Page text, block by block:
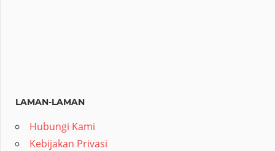
LAMAN-LAMAN
Hubungi Kami
Kebijakan Privasi